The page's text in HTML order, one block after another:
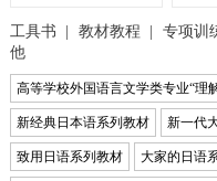
工具书 教材教程 专项训
他
高等学校外国语言文学类专业“理
新经典日本语系列教材 新一代
致用日语系列教材 大家的日语